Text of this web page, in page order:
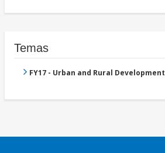
Temas
FY17 - Urban and Rural Development